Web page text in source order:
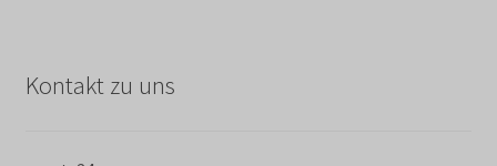
Kontakt zu uns